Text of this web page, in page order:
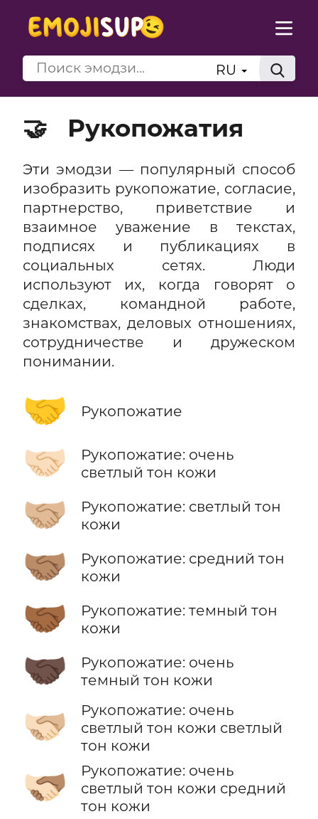
RU
🤝 Рукопожатия
Эти эмодзи — популярный способ
изобразить рукопожатие, согласие,
партнерство, приветствие и
взаимное уважение в текстах,
подписях и публикациях в
социальных сетях. Люди
используют их, когда говорят о
сделках, командной работе,
знакомствах, деловых отношениях,
сотрудничестве и дружеском
понимании.
🤝 Рукопожатие
🤝🏻
Рукопожатие: очень
светлый тон кожи
🤝🏼
Рукопожатие: светлый тон
кожи
🤝🏽
Рукопожатие: средний тон
кожи
🤝🏾
Рукопожатие: темный тон
кожи
🤝🏿
Рукопожатие: очень
темный тон кожи
🫱🏻‍🫲🏼
Рукопожатие: очень
светлый тон кожи светлый
тон кожи
🫱🏻‍🫲🏽
Рукопожатие: очень
светлый тон кожи средний
тон кожи